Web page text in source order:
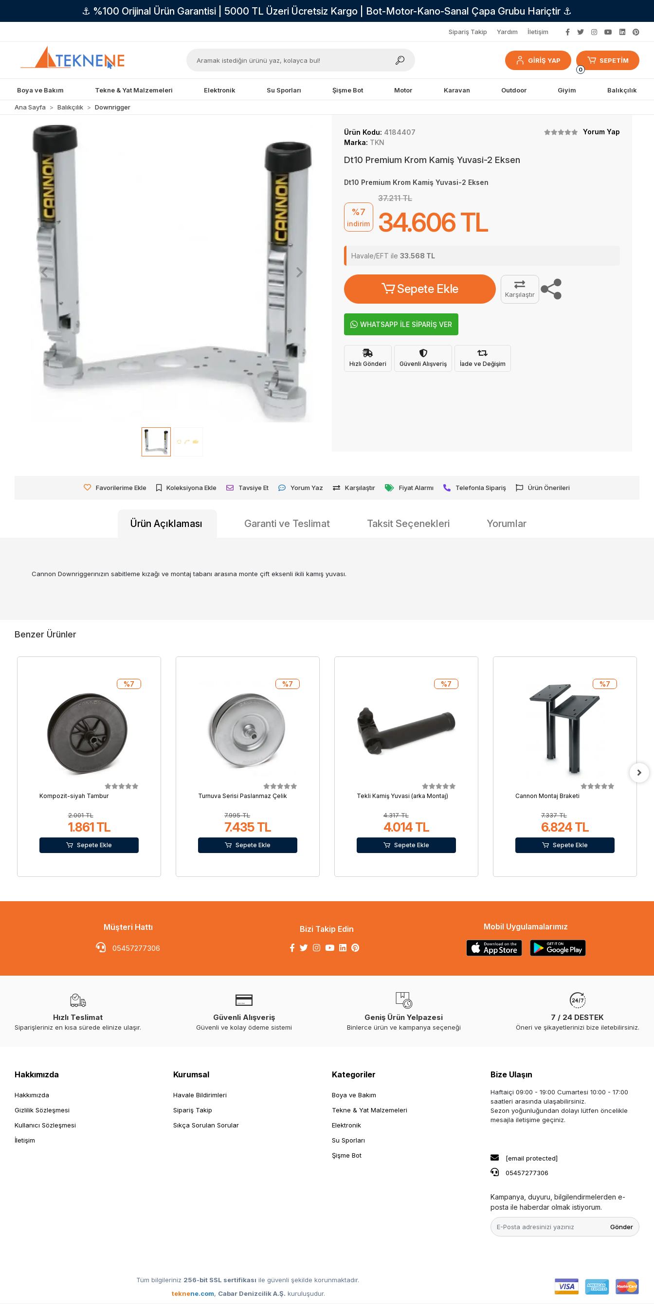
⚓ %100 Orijinal Ürün Garantisi | 5000 TL Üzeri Ücretsiz Kargo | Bot-Motor-Kano-Sanal Çapa Grubu Hariçtir ⚓
Sipariş Takip Yardım İletişim
GİRİŞ YAP
0
SEPETİM
Boya ve Bakım Tekne & Yat Malzemeleri Elektronik Su Sporları Şişme Bot Motor Karavan Outdoor Giyim Balıkçılık
Ana Sayfa Balıkçılık Downrigger
Ürün Kodu: 4184407
Yorum Yap
Marka: TKN
Dt10 Premium Krom Kamiş Yuvasi-2 Eksen
Dt10 Premium Krom Kamiş Yuvasi-2 Eksen
%7
indirim
37.211 TL
34.606 TL
Havale/EFT ile 33.568 TL
Sepete Ekle Karşılaştır
WHATSAPP İLE SİPARİŞ VER
Hızlı Gönderi Güvenli Alışveriş İade ve Değişim
Favorilerime Ekle Koleksiyona Ekle Tavsiye Et Yorum Yaz Karşılaştır Fiyat Alarmı Telefonla Sipariş Ürün Önerileri
Ürün Açıklaması Garanti ve Teslimat Taksit Seçenekleri Yorumlar
Cannon Downriggerınızın sabitleme kızağı ve montaj tabanı arasına monte çift eksenli ikili kamış yuvası.
Benzer Ürünler
Kompozit-siyah Tambur
2.001 TL
1.861 TL
%7
Sepete Ekle
Turnuva Serisi Paslanmaz Çelik
7.995 TL
7.435 TL
%7
Sepete Ekle
Tekli Kamiş Yuvasi (arka Montaj)
4.317 TL
4.014 TL
%7
Sepete Ekle
Cannon Montaj Braketi
7.337 TL
6.824 TL
%7
Sepete Ekle
Müşteri Hattı
05457277306
Bizi Takip Edin Mobil Uygulamalarımız
Hızlı Teslimat
Siparişleriniz en kısa sürede elinize ulaşır.
Güvenli Alışveriş
Güvenli ve kolay ödeme sistemi
Geniş Ürün Yelpazesi
Binlerce ürün ve kampanya seçeneği
7 / 24 DESTEK
Öneri ve şikayetlerinizi bize iletebilirsiniz.
Hakkımızda
Hakkımızda
Gizlilik Sözleşmesi
Kullanıcı Sözleşmesi
İletişim
Kurumsal
Havale Bildirimleri
Sipariş Takip
Sıkça Sorulan Sorular
Kategoriler
Boya ve Bakım
Tekne & Yat Malzemeleri
Elektronik
Su Sporları
Şişme Bot
Bize Ulaşın
Haftaiçi 09:00 - 19:00 Cumartesi 10:00 - 17:00
saatleri arasında ulaşabilirsiniz.
Sezon yoğunluğundan dolayı lütfen öncelikle
mesajla iletişime geçiniz.
[email protected]
05457277306
Kampanya, duyuru, bilgilendirmelerden e-
posta ile haberdar olmak istiyorum.
Gönder
Tüm bilgileriniz 256-bit SSL sertifikası ile güvenli şekilde korunmaktadır.
teknene.com, Cabar Denizcilik A.Ş. kuruluşudur.